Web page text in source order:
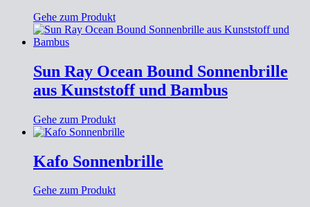
Gehe zum Produkt
Sun Ray Ocean Bound Sonnenbrille
aus Kunststoff und Bambus
Gehe zum Produkt
Kafo Sonnenbrille
Gehe zum Produkt